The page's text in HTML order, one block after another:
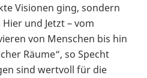
Visionen ging, sondern
und Jetzt – vom
von Menschen bis hin
Räume“, so Specht
sind wertvoll für die